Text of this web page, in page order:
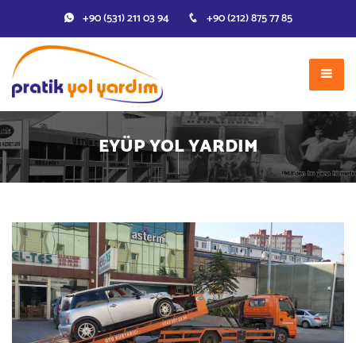
+90 (531) 211 03 94 +90 (212) 875 77 85
EYÜP YOL YARDIM